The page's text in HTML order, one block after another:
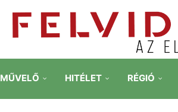
MŰVELŐ HITÉLET RÉGIÓ